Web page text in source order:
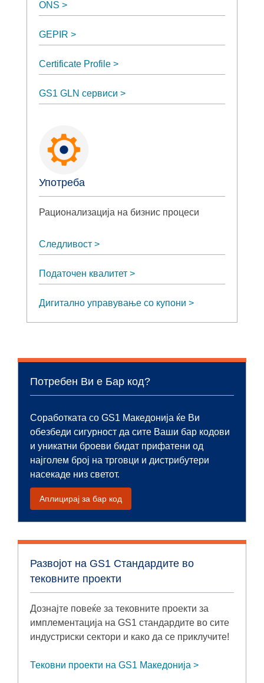
ONS
GEPIR
Certificate Profile
GS1 GLN сервиси
Употреба
Рационализација на бизнис процеси
Следливост
Податочен квалитет
Дигитално управување со купони
Потребен Ви е Бар код?
Соработката со GS1 Македонија ќе Ви
обезбеди сигурност да сите Ваши бар кодови
и уникатни броеви бидат прифатени од
најголем број на трговци и дистрибутери
насекаде низ светот.
Аплицирај за бар код
Развојот на GS1 Стандардите во
тековните проекти
Дознајте повеќе за тековните проекти за
имплементација на GS1 стандардите во сите
индустриски сектори и како да се приклучите!
Тековни проекти на GS1 Македонија